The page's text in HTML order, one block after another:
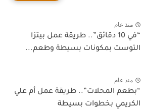
منذ عام
“في 10 دقائق”.. طريقة عمل بيتزا
التوست بمكونات بسيطة وطعم...
منذ عام
“بطعم المحلات”.. طريقة عمل أم علي
الكريمي بخطوات بسيطة